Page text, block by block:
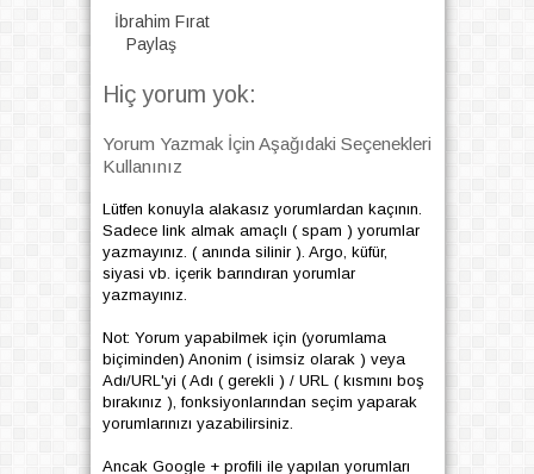
İbrahim Fırat
Paylaş
Hiç yorum yok:
Yorum Yazmak İçin Aşağıdaki Seçenekleri
Kullanınız
Lütfen konuyla alakasız yorumlardan kaçının.
Sadece link almak amaçlı ( spam ) yorumlar
yazmayınız. ( anında silinir ). Argo, küfür,
siyasi vb. içerik barındıran yorumlar
yazmayınız.
Not: Yorum yapabilmek için (yorumlama
biçiminden) Anonim ( isimsiz olarak ) veya
Adı/URL'yi ( Adı ( gerekli ) / URL ( kısmını boş
bırakınız ), fonksiyonlarından seçim yaparak
yorumlarınızı yazabilirsiniz.
Ancak Google + profili ile yapılan yorumları